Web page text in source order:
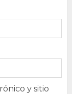
y sitio